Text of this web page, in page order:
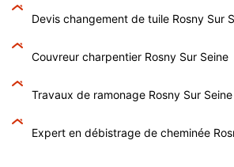
Devis changement de tuile Rosny Sur
Couvreur charpentier Rosny Sur Seine
Travaux de ramonage Rosny Sur
Expert en débistrage de cheminée